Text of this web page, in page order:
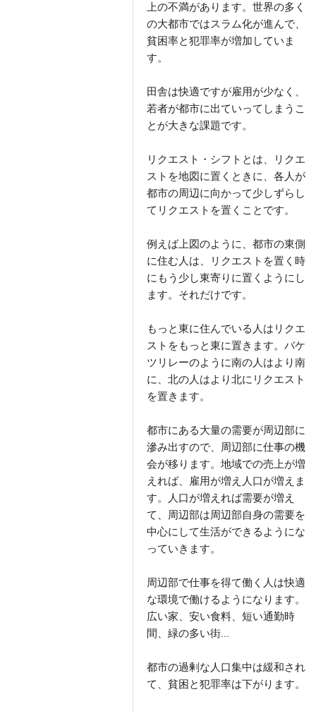
上の不満があります。世界の多く
の大都市ではスラム化が進んで、
貧困率と犯罪率が増加していま
す。
田舎は快適ですが雇用が少なく、
若者が都市に出ていってしまうこ
とが大きな課題です。
リクエスト・シフトとは、リクエ
ストを地図に置くときに、各人が
都市の周辺に向かって少しずらし
てリクエストを置くことです。
例えば上図のように、都市の東側
に住む人は、リクエストを置く時
にもう少し東寄りに置くようにし
ます。それだけです。
もっと東に住んでいる人はリクエ
ストをもっと東に置きます。バケ
ツリレーのように南の人はより南
に、北の人はより北にリクエスト
を置きます。
都市にある大量の需要が周辺部に
滲み出すので、周辺部に仕事の機
会が移ります。地域での売上が増
えれば、雇用が増え人口が増えま
す。人口が増えれば需要が増え
て、周辺部は周辺部自身の需要を
中心にして生活ができるようにな
っていきます。
周辺部で仕事を得て働く人は快適
な環境で働けるようになります。
広い家、安い食料、短い通勤時
間、緑の多い街…
都市の過剰な人口集中は緩和され
て、貧困と犯罪率は下がります。